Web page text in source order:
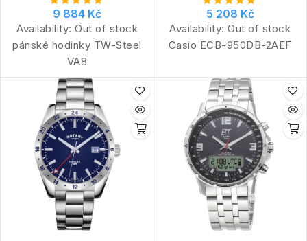
9 884 Kč
Availability: Out of stock
pánské hodinky TW-Steel
VA8
5 208 Kč
Availability: Out of stock
Casio ECB-950DB-2AEF